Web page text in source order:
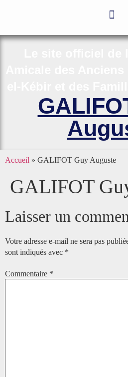
Accueil » GALIFOT Guy Auguste
GALIFOT
Laisser un
Votre adresse e-mail ne sera pas
sont indiqués avec *
Commentaire *